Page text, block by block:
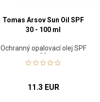
Tomas Arsov Sun Oil SPF
30 - 100 ml
Ochranný opalovací olej SPF
30
11.3 EUR